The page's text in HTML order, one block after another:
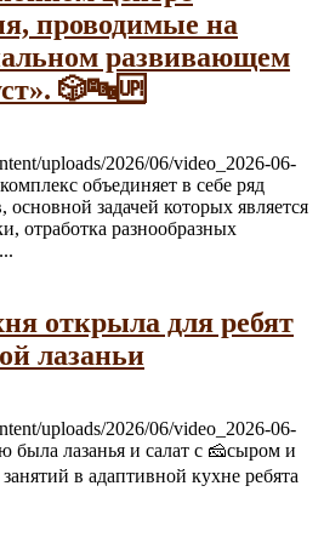
проводимые на
развивающем
🎲🔤🆙
uploads/2026/06/video_2026-06-
объединяет в себе ряд
задачей которых является
отработка разнообразных
открыла для ребят
лазаньи
uploads/2026/06/video_2026-06-
была лазанья и салат с 🧀сыром и
в адаптивной кухне ребята